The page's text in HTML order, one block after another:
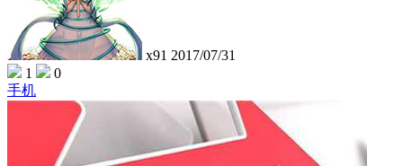
x91 2017/07/31
1
0
手机